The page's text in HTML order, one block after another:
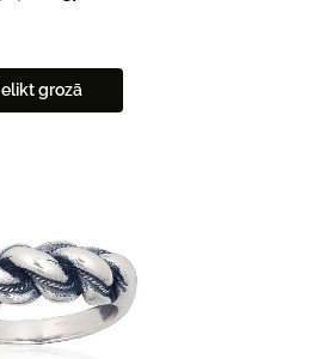
Ielikt grozā